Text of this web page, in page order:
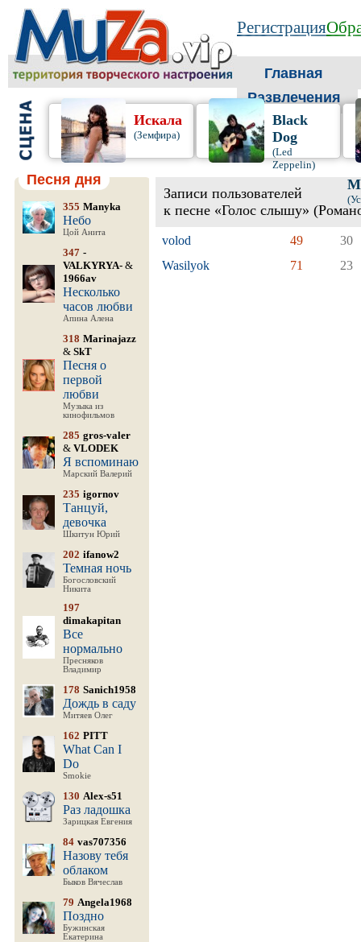
Регистрация
Главная
Развлечения
Искала
(Земфира)
Black
Dog
(Led
Zeppelin)
Песня дня
355 Manyka
Небо
Цой Анита
347 -
VALKYRYA- &
1966av
Несколько
часов любви
Апина Алена
318 Marinajazz
& SkT
Песня о
первой
любви
Музыка из
кинофильмов
285 gros-valer
& VLODEK
Я вспоминаю
Марский Валерий
235 igornov
Танцуй,
девочка
Шкитун Юрий
202 ifanow2
Темная ночь
Богословский
Никита
197
dimakapitan
Все
нормально
Пресняков
Владимир
178 Sanich1958
Дождь в саду
Митяев Олег
162 PITT
What Can I
Do
Smokie
130 Alex-s51
Раз ладошка
Зарицкая Евгения
84 vas707356
Назову тебя
облаком
Быков Вячеслав
79 Angela1968
Поздно
Бужинская
Екатерина
Записи пользователей
к песне «Голос слышу»
volod 49
30
Wasilyok
71 23